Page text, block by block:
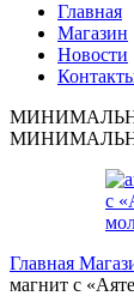
Главная
Магазин
Новости
Главная
магнит с